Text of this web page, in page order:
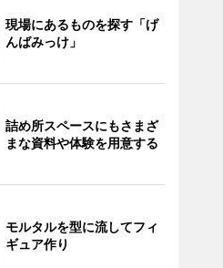
現場にあるものを探す「げ
んばみっけ」
詰め所スペースにもさまざ
まな資料や体験を用意する
モルタルを型に流してフィ
ギュア作り